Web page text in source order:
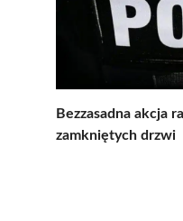
Bezzasadna akcja
zamkniętych drzwi